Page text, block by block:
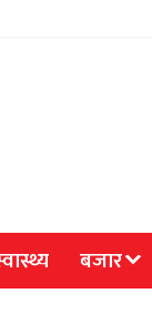
बजार